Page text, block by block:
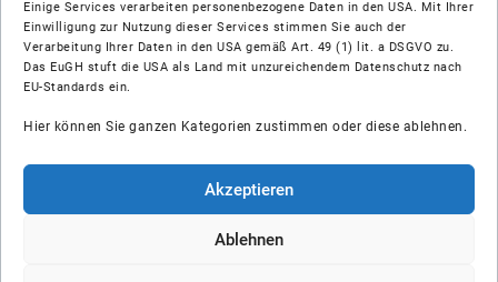
Einige Services verarbeiten personenbezogene Daten in den USA. Mit Ihrer
Einwilligung zur Nutzung dieser Services stimmen Sie auch der
Verarbeitung Ihrer Daten in den USA gemäß Art. 49 (1) lit. a DSGVO zu.
Das EuGH stuft die USA als Land mit unzureichendem Datenschutz nach
EU-Standards ein.
Hier können Sie ganzen Kategorien zustimmen oder diese ablehnen.
Akzeptieren
Ablehnen
Über uns
Soziale Medien